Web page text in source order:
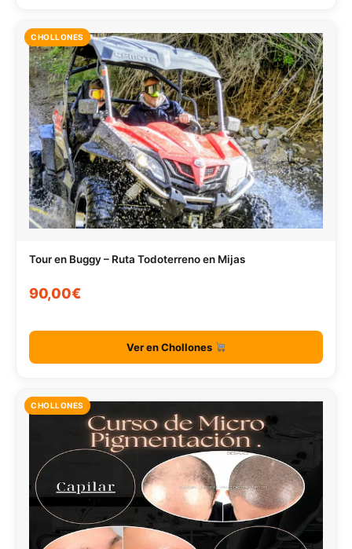
CHOLLONES
Tour en Buggy – Ruta Todoterreno en Mijas
90,00€
Ver en Chollones
CHOLLONES